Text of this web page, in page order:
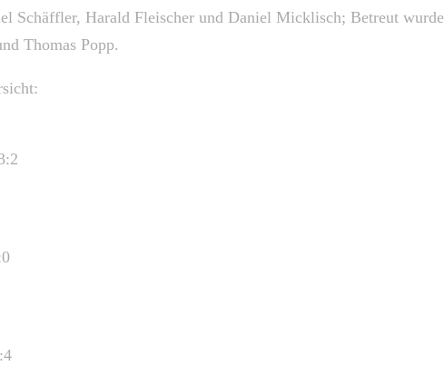
Schäffler, Harald Fleischer und Daniel Micklisch; Betreut wurde
Thomas Popp.